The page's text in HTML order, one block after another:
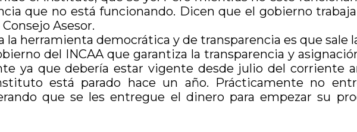
que no está funcionando. Dicen que el gobierno
Asesor.
herramienta democrática y de transparencia es que sale
del INCAA que garantiza la transparencia y
ya que debería estar vigente desde julio del corriente
está parado hace un año. Prácticamente no
que se les entregue el dinero para empezar su